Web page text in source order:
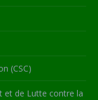
(CSC)
et de Lutte contre la